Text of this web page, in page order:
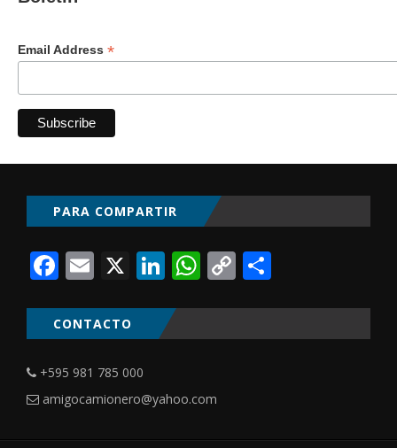
Email Address *
PARA COMPARTIR
Facebook
Email
X LinkedIn
WhatsApp
Copy
CONTACTO
+595 981 785 000
amigocamionero@yahoo.com